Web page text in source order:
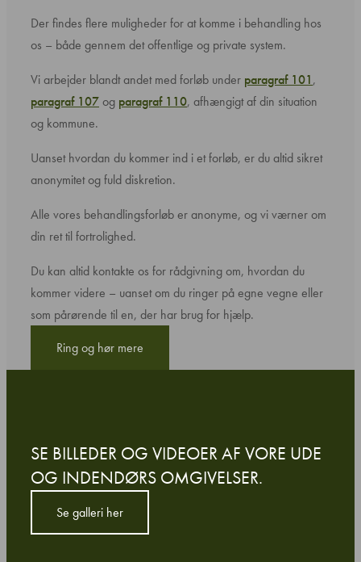
Der findes flere muligheder for at komme i behandling hos
os – både gennem det offentlige og private system.
Vi arbejder blandt andet med forløb under paragraf 101,
paragraf 107og paragraf 110, afhængigt af din situation
og kommune.
Uanset hvordan du kommer ind i et forløb, er du altid sikret
anonymitet og fuld diskretion.
Alle vores behandlingsforløb er anonyme, og vi værner om
din ret til fortrolighed.
Du kan altid kontakte os for rådgivning om, hvordan du
kommer videre – uanset om du ringer på egne vegne eller
som pårørende til en, der har brug for hjælp.
Ring og hør mere
SE BILLEDER OG VIDEOER AF VORE UDE
OG INDENDØRS OMGIVELSER.
Se galleri her